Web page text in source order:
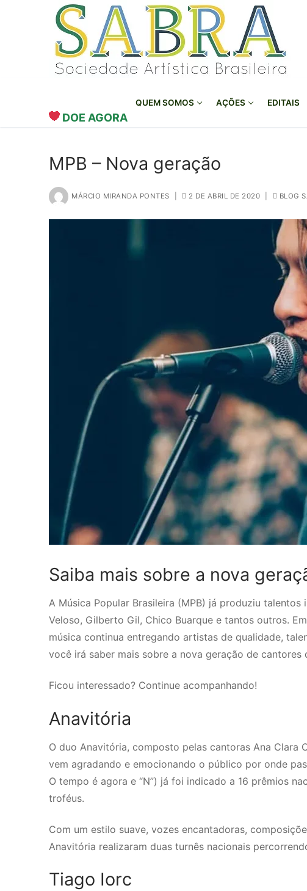
DOE AGORA
QUEM SOMOS AÇÕES EDITAIS
MPB – Nova geração
MÁRCIO MIRANDA PONTES 2 DE ABRIL DE 2020 BLOG
Saiba mais sobre a nova
A Música Popular Brasileira (MPB) já produziu
Veloso, Gilberto Gil, Chico Buarque e tantos outros.
música continua entregando artistas de qualidade,
você irá saber mais sobre a nova geração de cantores
Ficou interessado? Continue acompanhando!
Anavitória
O duo Anavitória, composto pelas cantoras Ana Clara
vem agradando e emocionando o público por onde
O tempo é agora e “N”) já foi indicado a 16 prêmios
troféus.
Com um estilo suave, vozes encantadoras,
Anavitória realizaram duas turnês nacionais
Tiago Iorc